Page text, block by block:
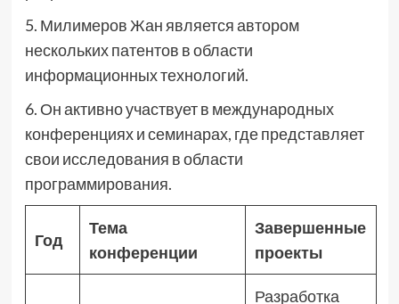
5. Милимеров Жан является автором
нескольких патентов в области
информационных технологий.
6. Он активно участвует в международных
конференциях и семинарах, где представляет
свои исследования в области
программирования.
Год
Тема
конференции
Завершенные
проекты
Разработка